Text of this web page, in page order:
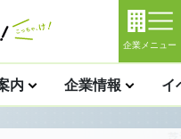
企業メニュー
内 企業情報 イ